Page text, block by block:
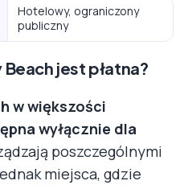
Hotelowy, ograniczony
publiczny
Beach jest płatna?
w większości
wyłącznie dla
poszczególnymi
miejsca, gdzie